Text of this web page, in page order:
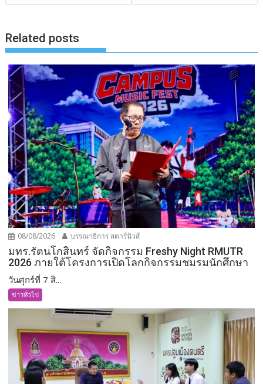
Related posts
08/08/2026 บรรณาธิการ สตาร์นิวส์
มทร.รัตนโกสินทร์ จัดกิจกรรม Freshy Night RMUTR
2026 ภายใต้โครงการเปิดโลกกิจกรรมชมรมนักศึกษา
วันศุกร์ที่ 7 สิ...
ข่าวทั่วไป